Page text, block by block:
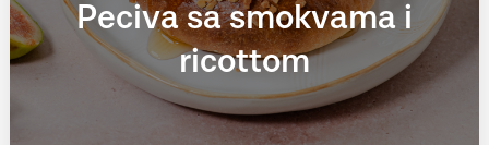
Peciva sa smokvama i
ricottom